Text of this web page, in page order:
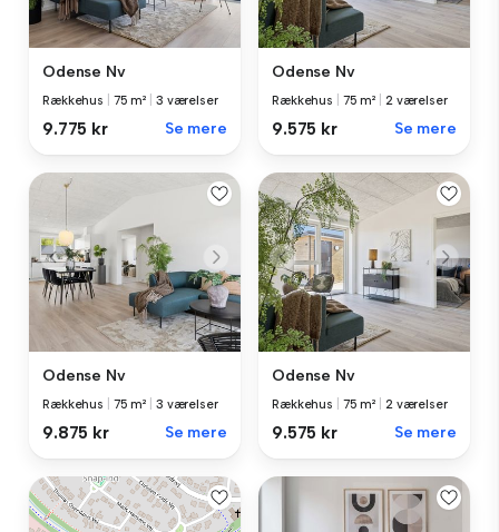
Odense Nv
Rækkehus 75 m² 3 værelser
9.775 kr Se mere
Odense Nv
Rækkehus 75 m² 2 værelser
9.575 kr Se mere
Odense Nv
Rækkehus 75 m² 3 værelser
9.875 kr Se mere
Odense Nv
Rækkehus 75 m² 2 værelser
9.575 kr Se mere